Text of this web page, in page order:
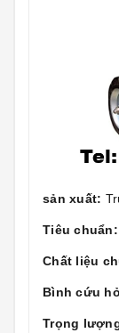
sản xuất:
Tiêu chuẩn:
Chất liệu
Bình cứu
Trọng